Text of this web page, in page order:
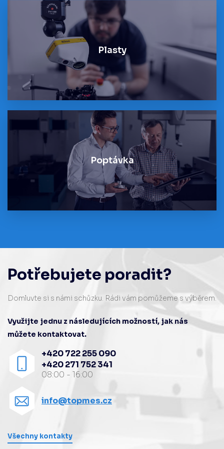
Plasty
Poptávka
Potřebujete poradit?
Domluvte si s námi schůzku. Rádi vám pomůžeme s výběrem.
Využijte jednu z následujících možností, jak nás
můžete kontaktovat.
+420 722 255 090
+420 271 752 341
08:00 - 16:00
info@topmes.cz
Všechny kontakty